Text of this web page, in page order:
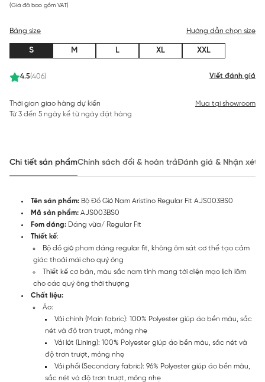
(Giá đã bao gồm VAT)
4.5(406) Viết đánh giá
Bảng size Hướng dẫn chọn size
S M L XL XXL
Thời gian giao hàng dự kiến
Từ 3 đến 5 ngày kể từ ngày đặt hàng
Mua tại showroom
Chi tiết sản phẩmChính sách đổi & hoàn trảĐánh giá & Nhận xét
Tên sản phẩm: Bộ Đồ Gió Nam Aristino Regular Fit AJS003BS0
Mã sản phẩm: AJS003BS0
Fom dáng: Dáng vừa/ Regular Fit
Thiết kế:
Bộ đồ gió phom dáng regular fit, không ôm sát cơ thể tạo cảm
giác thoải mái cho quý ông
Thiết kế cơ bản, màu sắc nam tính mang tới diện mạo lịch lãm
cho các quý ông thời thượng
Chất liệu:
Áo:
Vải chính (Main fabric): 100% Polyester giúp áo bền màu, sắc
nét và độ trơn trượt, mỏng nhẹ
Vải lót (Lining): 100% Polyester giúp áo bền màu, sắc nét và
độ trơn trượt, mỏng nhẹ
Vải phối (Secondary fabric): 96% Polyester giúp áo bền màu,
sắc nét và độ trơn trượt, mỏng nhẹ